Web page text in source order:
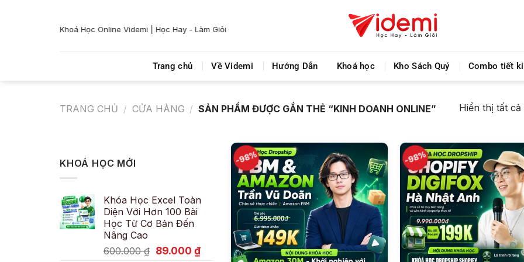
Khoá Học Online Videmi | Học Hay - Làm Giỏi Videmi giúp bạn học tiết kiệm và tiến bộ hơn mỗi
Trang chủ Về Videmi Hướng Dẫn Khoá học Kho Sách Quý Combo tiết
TRANG CHỦ / CỬA HÀNG / SẢN PHẨM ĐƯỢC GẮN THẺ “KINH DOANH ONLINE” Hiển thị tất cả
KHOÁ HỌC MỚI
Khóa Học Excel Toàn
Diện Với Hơn 100 Bài
Học Từ Cơ Bản Đến
Nâng Cao
600.000₫ Giá
89.000 ₫Giá
-98%
+
-98%
+